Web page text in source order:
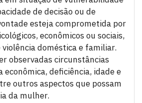
de decisão ou de
esteja comprometida por
econômicos ou sociais,
violência doméstica e familiar.
observadas circunstâncias
econômica, deficiência, idade e
outros aspectos que possam
da mulher.